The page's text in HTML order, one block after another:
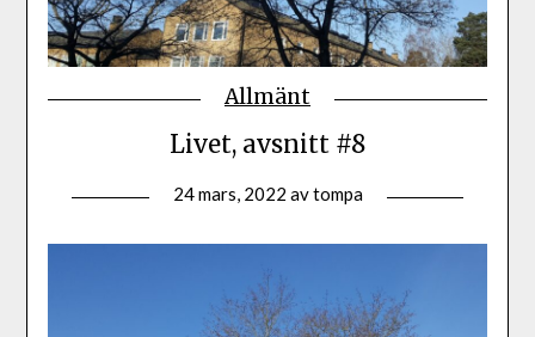
Allmänt
Livet, avsnitt #8
24 mars, 2022 avtompa